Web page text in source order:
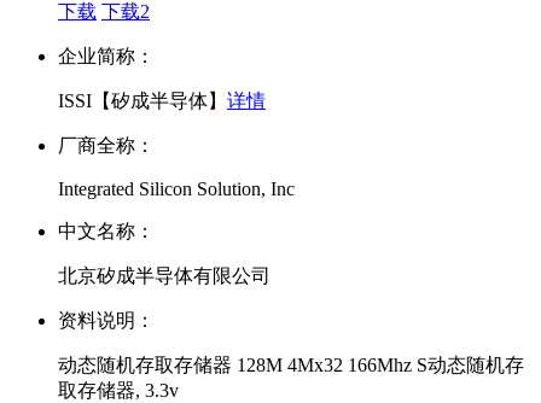
下载 下载2
企业简称：
ISSI【矽成半导体】 详情
厂商全称：
Integrated Silicon Solution, Inc
中文名称：
北京矽成半导体有限公司
资料说明：
动态随机存取存储器 128M 4Mx32 166Mhz S动态随机存
取存储器, 3.3v